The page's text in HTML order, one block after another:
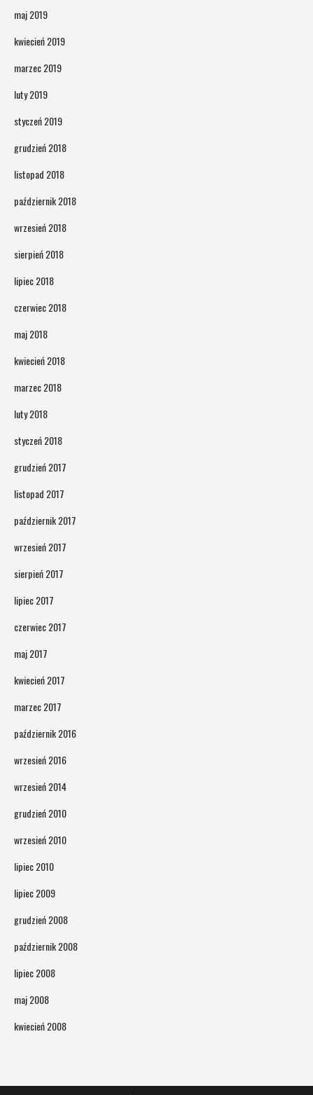
maj 2019
kwiecień 2019
marzec 2019
luty 2019
styczeń 2019
grudzień 2018
listopad 2018
październik 2018
wrzesień 2018
sierpień 2018
lipiec 2018
czerwiec 2018
maj 2018
kwiecień 2018
marzec 2018
luty 2018
styczeń 2018
grudzień 2017
listopad 2017
październik 2017
wrzesień 2017
sierpień 2017
lipiec 2017
czerwiec 2017
maj 2017
kwiecień 2017
marzec 2017
październik 2016
wrzesień 2016
wrzesień 2014
grudzień 2010
wrzesień 2010
lipiec 2010
lipiec 2009
grudzień 2008
październik 2008
lipiec 2008
maj 2008
kwiecień 2008